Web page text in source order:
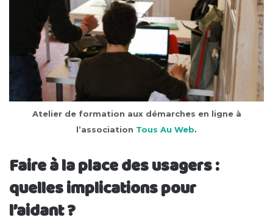
Atelier de formation aux démarches en ligne à
l’association Tous Au Web.
Faire à la place des usagers :
quelles implications pour
l’aidant ?